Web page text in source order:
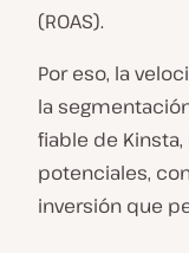
(ROAS).
Por eso, la
la
fiable de
potenciales,
inversión que